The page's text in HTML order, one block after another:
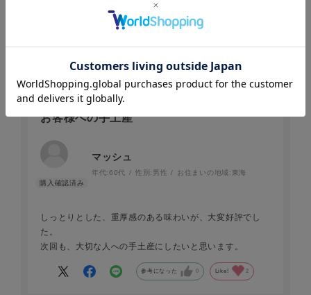
お客様への手土産
マッシュ
年代:60代 性別: 男性 お住まいの地域: 東海
しっとりとした、重厚感のある味わいが、大変好評でし
た。
次回も、大切な人への手土産にしたいと思います。
参考になった 0 Like! 2